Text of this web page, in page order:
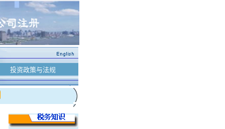
投资政策与法规